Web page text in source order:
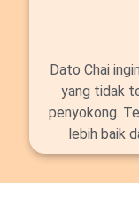
Dato Chai
yang tidak
penyokong.
lebih baik